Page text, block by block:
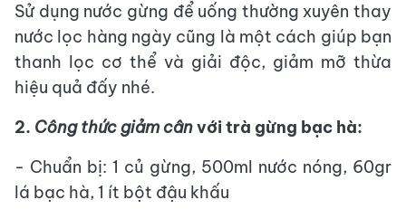
Sử dụng nước gừng để uống thường xuyên thay
nước lọc hàng ngày cũng là một cách giúp bạn
thanh lọc cơ thể và giải độc, giảm mỡ thừa
hiệu quả đấy nhé.
2. Công thức giảm cânvới trà gừng bạc hà:
- Chuẩn bị: 1 củ gừng, 500ml nước nóng, 60gr
lá bạc hà, 1 ít bột đậu khấu